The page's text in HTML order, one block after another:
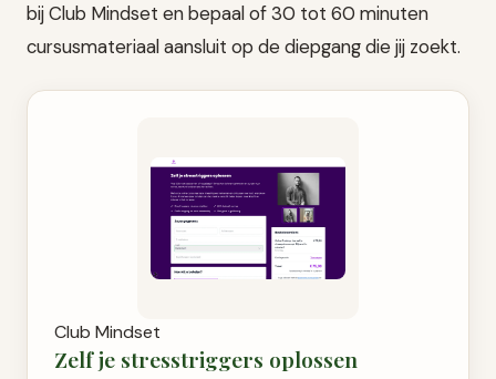
bij Club Mindset en bepaal of 30 tot 60 minuten
cursusmateriaal aansluit op de diepgang die jij zoekt.
Club Mindset
Zelf je stresstriggers oplossen